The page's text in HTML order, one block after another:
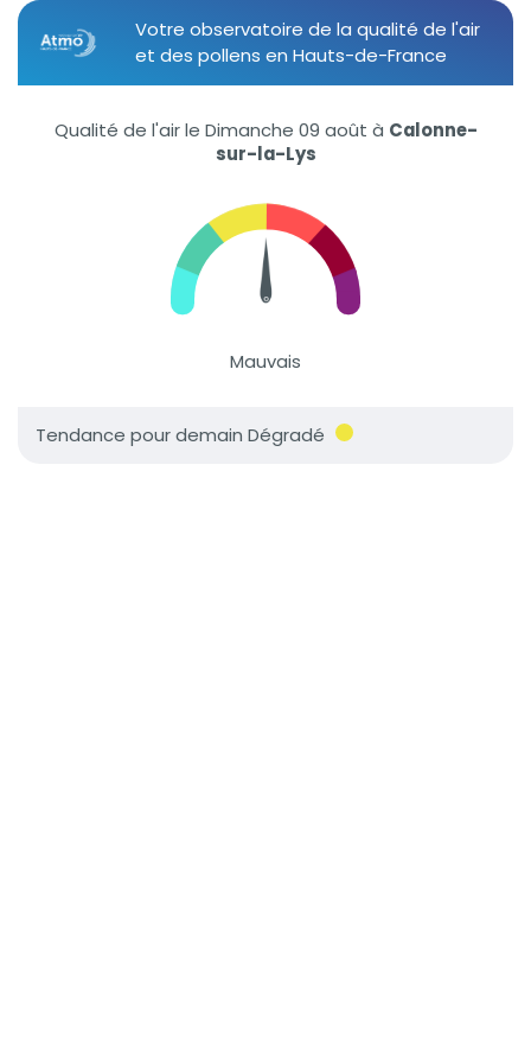
Votre observatoire de la qualité de l'air
et des pollens en Hauts-de-France
Qualité de l'air le Dimanche 09 août à Calonne-
sur-la-Lys
Mauvais
Tendance pour demain Dégradé